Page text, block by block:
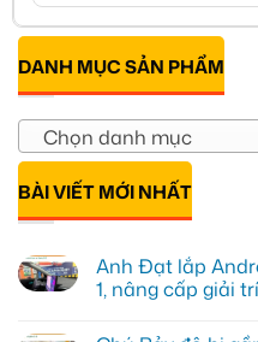
DANH MỤC SẢN PHẨM
Chọn danh mục
BÀI VIẾT MỚI NHẤT
Anh Đạt lắp
1, nâng cấp giải trí